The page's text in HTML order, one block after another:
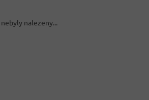
nebyly nalezeny...